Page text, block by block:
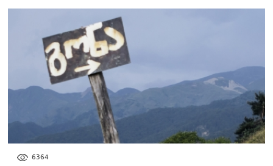
6364